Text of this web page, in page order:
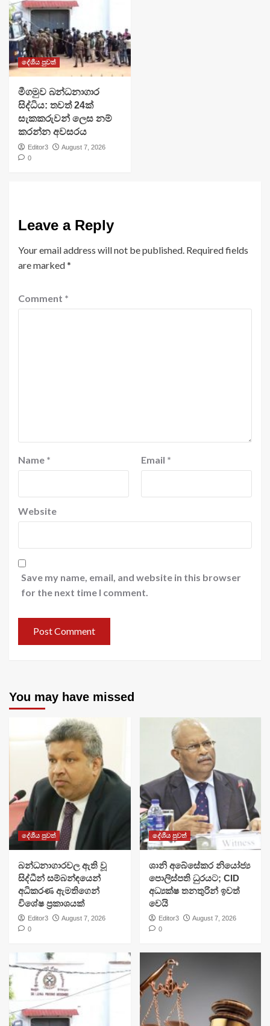
දේශීය පුවත්
මීගමුව බන්ධනාගාර
සිද්ධිය: තවත් 24ක්
සැකකරුවන් ලෙස නම්
කරන්න අවසරය
Editor3
August 7, 2026
0
Leave a Reply
Your email address will not be published. Required fields
are marked*
Comment *
Name * Email *
Website
Save my name, email, and website in this browser
for the next time I comment.
You may have missed
දේශීය පුවත්
බන්ධනාගාරවල ඇති වූ
සිද්ධීන් සම්බන්ඳයෙන්
අධිකරණ ඇමතිගෙන්
විශේෂ ප්‍රකාශයක්
Editor3
August 7, 2026
0
දේශීය පුවත්
ශානි අබේසේකර නියෝජ්‍ය
පොලිස්පති ධුරයට; CID
අධ්‍යක්ෂ තනතුරින් ඉවත්
වෙයි
Editor3
August 7, 2026
0